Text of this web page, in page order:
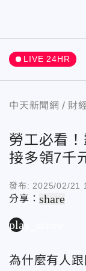
LIVE 24HR
中天新聞網 財
勞工必看
接多領7千
發布: 2025/02/21
分享：share
play_arrow
為什麼有人